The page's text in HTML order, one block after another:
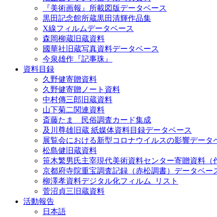
『美術画報』所載図版データベース
黒田記念館所蔵黒田清輝作品集
X線フィルムデータベース
森岡柳蔵旧蔵資料
國華社旧蔵写真資料データベース
今泉雄作『記事珠』
資料目録
久野健寄贈資料
久野健寄贈ノート資料
中村傳三郎旧蔵資料
山下菊二関連資料
斎藤たま 民俗調査カード集成
及川尊雄旧蔵 紙媒体資料目録データベース
展覧会における新型コロナウイルスの影響データ
松島健旧蔵資料
笹木繁男氏主宰現代美術資料センター寄贈資料（
京都府寺院重宝調査記録（赤松調書）データベー
柳澤孝資料デジタル化フィルム_リスト
菅沼貞三旧蔵資料
活動報告
日本語